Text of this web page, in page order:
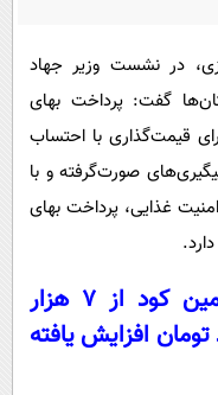
در نشست وزیر جهاد
گفت: پرداخت بهای
قیمت‌گذاری با احتساب
صورت‌گرفته و با
غذایی، پرداخت بهای
اعتبار تخصیص یافته برای تأمین کود از 7 هزار
میلیارد تومان افزایش یافته